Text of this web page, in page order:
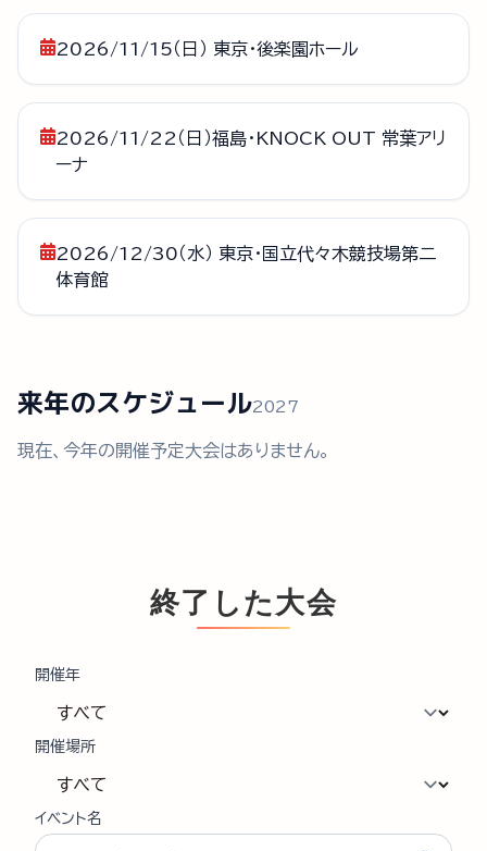
2026/11/15（日） 東京・後楽園ホール
2026/11/22（日）福島・KNOCK OUT 常葉アリ
ーナ
2026/12/30（水） 東京・国立代々木競技場第二
体育館
来年のスケジュール2027
現在、今年の開催予定大会はありません。
終了した大会
開催年
開催場所
イベント名